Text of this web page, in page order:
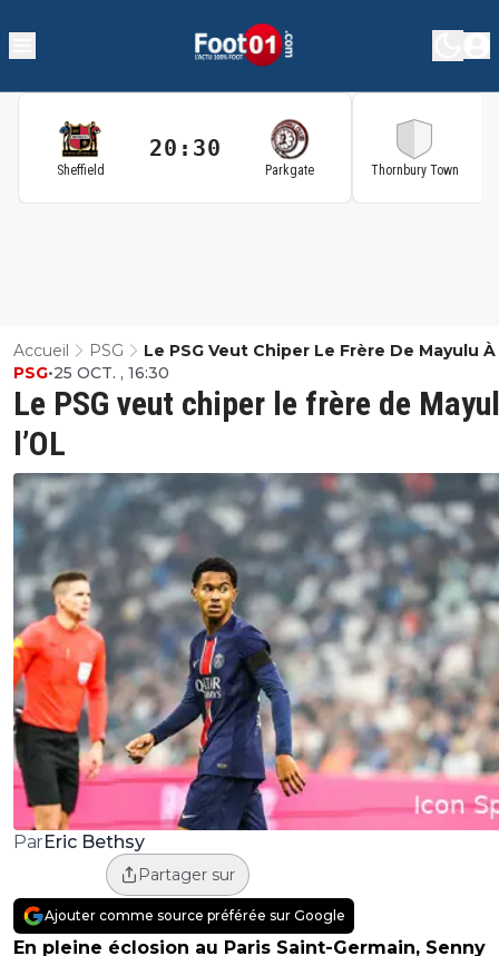
Sheffield
20:30
Parkgate Thornbury Town
Accueil PSG Le PSG Veut Chiper Le Frère De Mayulu À
Le PSG veut chiper le frère de
l’OL
PSG•25 OCT. , 16:30
ParEric Bethsy
Partager sur
Ajouter comme source préférée sur Google
En pleine éclosion au Paris Saint-Germain, Senny